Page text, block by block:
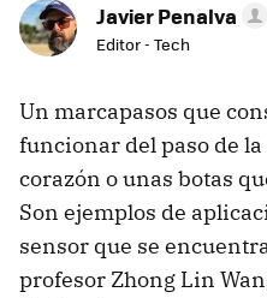
Javier Penalva
Editor - Tech
Un marcapasos que
funcionar del paso de
corazón o unas botas
Son ejemplos de
sensor que se
profesor Zhong Lin